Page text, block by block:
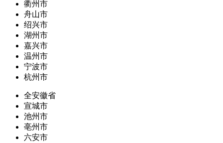
衢州市
舟山市
绍兴市
湖州市
嘉兴市
温州市
宁波市
杭州市
全安徽省
宣城市
池州市
亳州市
六安市